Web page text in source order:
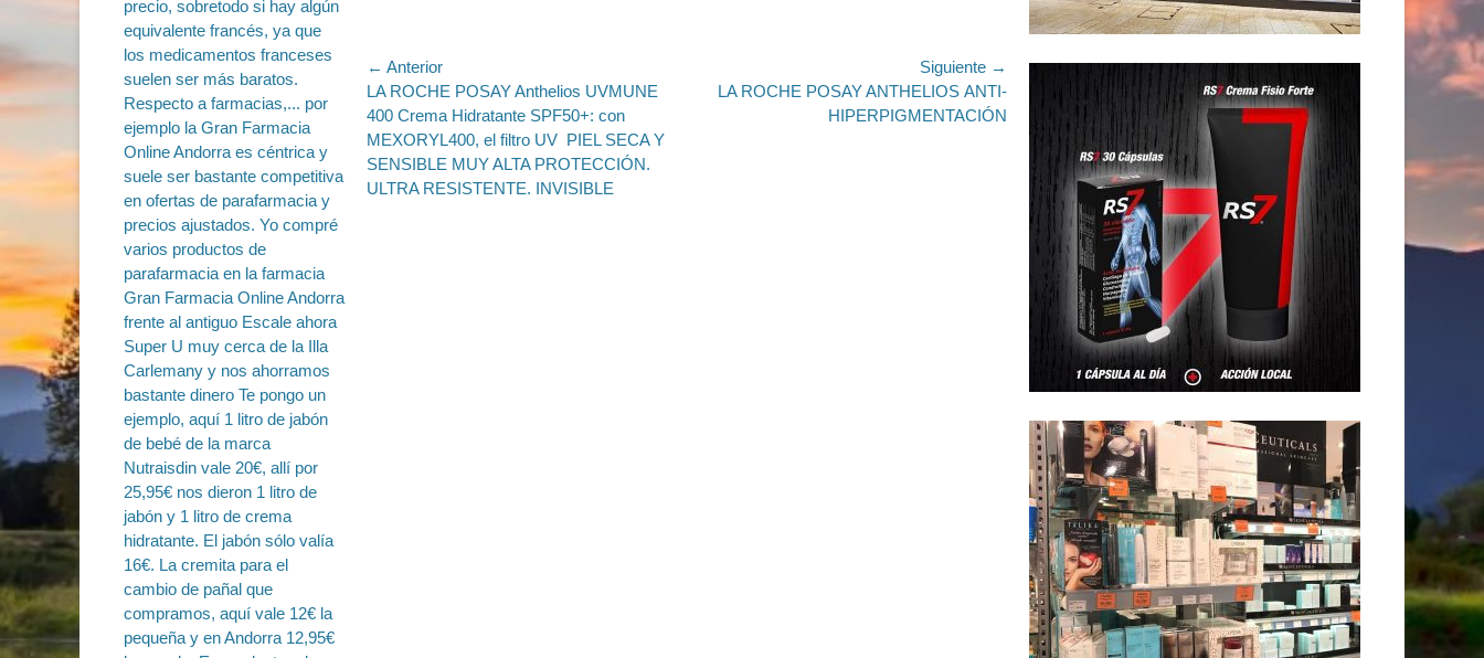
Navegación
de
entradas
← Anterior
Entrada
anterior:
LA ROCHE POSAY Anthelios UVMUNE
400 Crema Hidratante SPF50+: con
MEXORYL400, el filtro UV PIEL SECA Y
SENSIBLE MUY ALTA PROTECCIÓN.
ULTRA RESISTENTE. INVISIBLE
Siguiente →
EntradaLA ROCHE POSAY ANTHELIOS ANTI-
HIPERPIGMENTACIÓN